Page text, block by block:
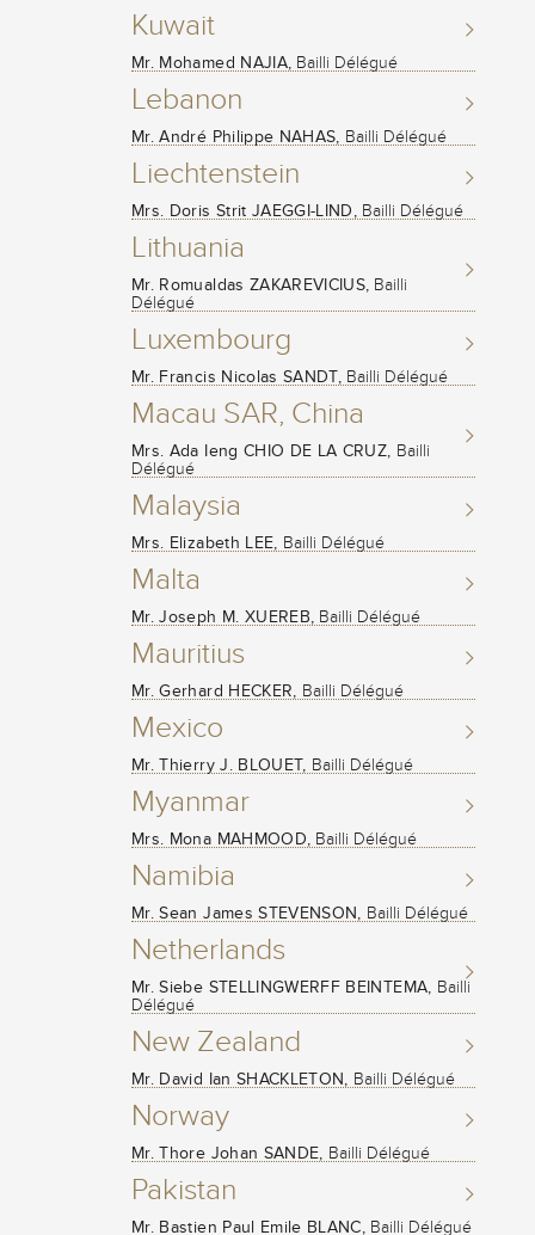
Kuwait
Mr. Mohamed NAJIA, Bailli Délégué
Lebanon
Mr. André Philippe NAHAS, Bailli Délégué
Liechtenstein
Mrs. Doris Strit JAEGGI-LIND, Bailli Délégué
Lithuania
Mr. Romualdas ZAKAREVICIUS, Bailli
Délégué
Luxembourg
Mr. Francis Nicolas SANDT, Bailli Délégué
Macau SAR, China
Mrs. Ada Ieng CHIO DE LA CRUZ, Bailli
Délégué
Malaysia
Mrs. Elizabeth LEE, Bailli Délégué
Malta
Mr. Joseph M. XUEREB, Bailli Délégué
Mauritius
Mr. Gerhard HECKER, Bailli Délégué
Mexico
Mr. Thierry J. BLOUET, Bailli Délégué
Myanmar
Mrs. Mona MAHMOOD, Bailli Délégué
Namibia
Mr. Sean James STEVENSON, Bailli Délégué
Netherlands
Mr. Siebe STELLINGWERFF BEINTEMA, Bailli
Délégué
New Zealand
Mr. David Ian SHACKLETON, Bailli Délégué
Norway
Mr. Thore Johan SANDE, Bailli Délégué
Pakistan
Mr. Bastien Paul Emile BLANC, Bailli Délégué